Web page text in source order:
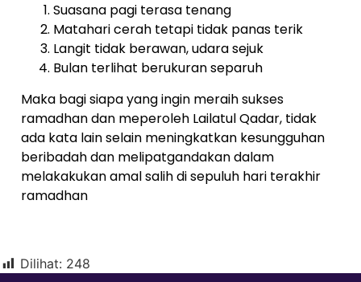
Suasana pagi terasa tenang
Matahari cerah tetapi tidak panas terik
Langit tidak berawan, udara sejuk
Bulan terlihat berukuran separuh
Maka bagi siapa yang ingin meraih sukses
ramadhan dan meperoleh Lailatul Qadar, tidak
ada kata lain selain meningkatkan kesungguhan
beribadah dan melipatgandakan dalam
melakakukan amal salih di sepuluh hari terakhir
ramadhan
Dilihat: 248